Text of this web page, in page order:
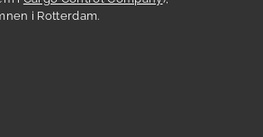
i Rotterdam.